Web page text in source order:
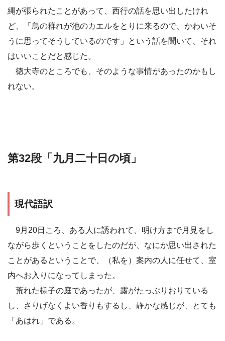
縄が張られたことがあって、西行の話を思い出したけれ
ど、「鳥の群れが池のカエルをとりに来るので、かわいそ
うに思ってそうしているのです」という話を聞いて、それ
はいいことだと感じた。
徳大寺のところでも、そのような事情があったのかもし
れない。
第32段「九月二十日の頃」
現代語訳
9月20日ころ、ある人に誘われて、明け方まで月見をし
ながら歩くということをしたのだが、なにか思い出された
ことがあるということで、（私を）案内の人に任せて、室
内へお入りになってしまった。
荒れた様子の庭であったが、露がたっぷりおりている
し、さりげなくよい香りもするし、静かな感じが、とても
「あはれ」である。